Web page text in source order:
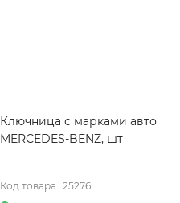
Ключница с марками авто
MERСEDES-BENZ, шт
Код товара: 25276